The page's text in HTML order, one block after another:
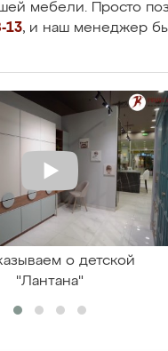
мебели. Просто
13, и наш менеджер
о детской
"Лантана"